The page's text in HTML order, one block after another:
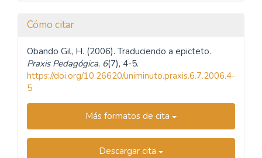
Cómo citar
Obando Gil, H. (2006). Traduciendo a epicteto.
Praxis Pedagógica, 6(7), 4-5.
https://doi.org/10.26620/uniminuto.praxis.6.7.2006.4-
5
Más formatos de cita
Descargar cita